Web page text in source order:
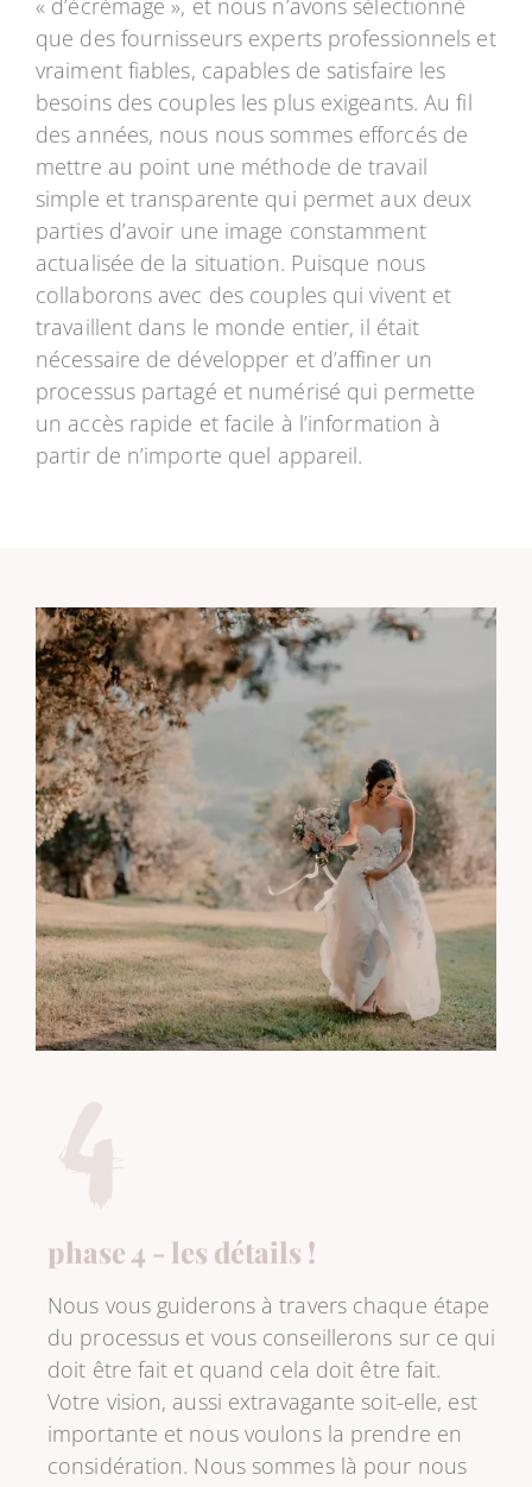
« d’écrémage », et nous n’avons sélectionné
que des fournisseurs experts professionnels et
vraiment fiables, capables de satisfaire les
besoins des couples les plus exigeants. Au fil
des années, nous nous sommes efforcés de
mettre au point une méthode de travail
simple et transparente qui permet aux deux
parties d’avoir une image constamment
actualisée de la situation. Puisque nous
collaborons avec des couples qui vivent et
travaillent dans le monde entier, il était
nécessaire de développer et d’affiner un
processus partagé et numérisé qui permette
un accès rapide et facile à l’information à
partir de n’importe quel appareil.
phase 4 - les détails !
Nous vous guiderons à travers chaque étape
du processus et vous conseillerons sur ce qui
doit être fait et quand cela doit être fait.
Votre vision, aussi extravagante soit-elle, est
importante et nous voulons la prendre en
considération. Nous sommes là pour nous